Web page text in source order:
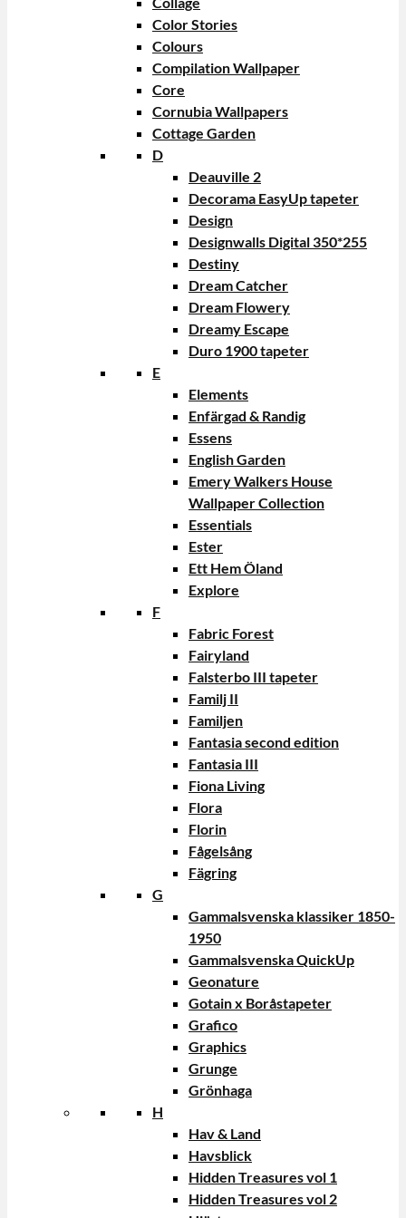
Color Stories
Colours
Compilation Wallpaper
Core
Cornubia Wallpapers
Cottage Garden
D
Deauville 2
Decorama EasyUp tapeter
Design
Designwalls Digital 350*255
Destiny
Dream Catcher
Dream Flowery
Dreamy Escape
Duro 1900 tapeter
E
Elements
Enfärgad & Randig
Essens
English Garden
Emery Walkers House
Wallpaper Collection
Essentials
Ester
Ett Hem Öland
Explore
F
Fabric Forest
Fairyland
Falsterbo III tapeter
Familj II
Familjen
Fantasia second edition
Fantasia III
Fiona Living
Flora
Florin
Fågelsång
Fägring
G
Gammalsvenska klassiker 1850-
1950
Gammalsvenska QuickUp
Geonature
Gotain x Boråstapeter
Grafico
Graphics
Grunge
Grönhaga
H
Hav & Land
Havsblick
Hidden Treasures vol 1
Hidden Treasures vol 2